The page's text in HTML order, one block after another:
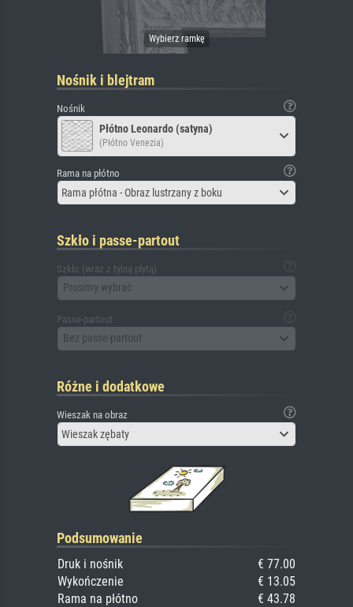
Nośnik i blejtram
Nośnik
Płótno Leonardo (satyna)
(Płótno Venezia)
Rama na płótno
Rama płótna - Obraz lustrzany z boku
Szkło i passe-partout
Szkło (wraz z tylną płytą)
Prosimy wybrać
Passe-partout
Bez passe-partout
Różne i dodatkowe
Wieszak na obraz
Wieszak zębaty
Podsumowanie
Druk i nośnik
€ 77.00
Wykończenie
€ 13.05
Rama na płótno
€ 43.78